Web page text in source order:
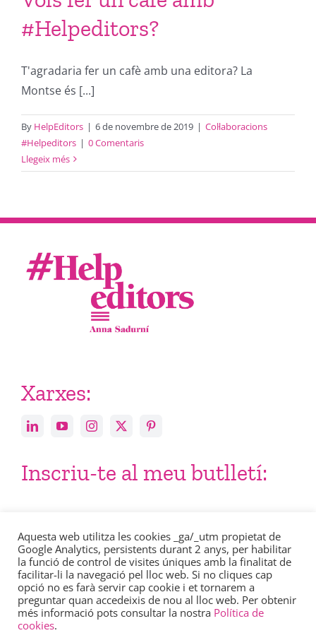
#Helpeditors?
T'agradaria fer un cafè amb una editora? La
Montse és [...]
By HelpEditors | 6 de novembre de 2019 | Col·laboracions
#Helpeditors | 0 Comentaris
Llegeix més
Xarxes:
Inscriu-te al meu butlletí:
Consulta en aquest enllaç la nostrapolítica de privacitat.
Aquesta web utilitza les cookies _ga/_utm propietat de
Google Analytics, persistents durant 2 anys, per habilitar
la funció de control de visites úniques amb la finalitat de
facilitar-li la navegació pel lloc web. Si no cliques cap
opció no es farà servir cap cookie i et tornarem a
preguntar quan accedeixis de nou al lloc web. Per obtenir
més informació pots consultar la nostra Política de
cookies.